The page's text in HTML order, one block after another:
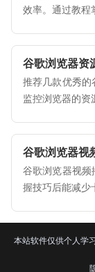
效率。通过教程
谷歌浏览器资
推荐几款优秀的
监控浏览器的资
谷歌浏览器视
谷歌浏览器视频
握技巧后能减少
本站软件仅供个人学